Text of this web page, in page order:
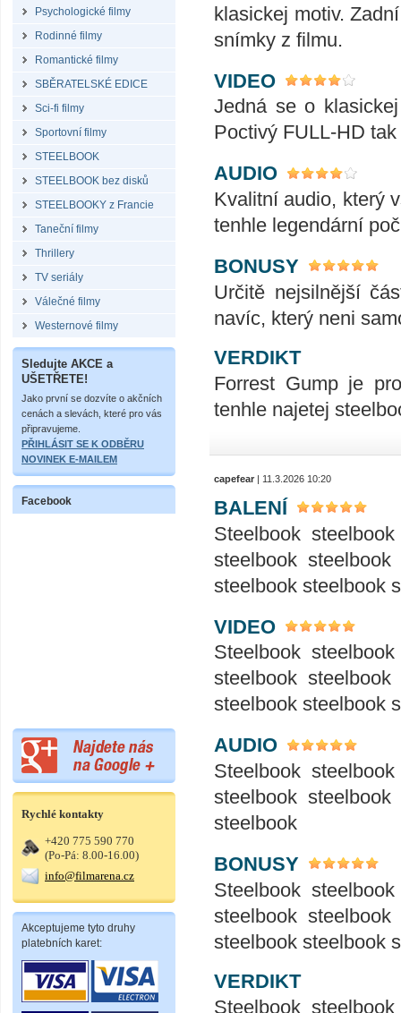
Psychologické filmy
Rodinné filmy
Romantické filmy
SBĚRATELSKÉ EDICE
Sci-fi filmy
Sportovní filmy
STEELBOOK
STEELBOOK bez disků
STEELBOOKY z Francie
Taneční filmy
Thrillery
TV seriály
Válečné filmy
Westernové filmy
Sledujte AKCE a
UŠETŘETE!
Jako první se dozvíte o akčních
cenách a slevách, které pro vás
připravujeme.
PŘIHLÁSIT SE K ODBĚRU
NOVINEK E-MAILEM
Facebook
Rychlé kontakty
+420 775 590 770
(Po-Pá: 8.00-16.00)
info@filmarena.cz
Akceptujeme tyto druhy
platebních karet:
klasickej motiv.
snímky z filmu.
VIDEO
Jedná se o
Poctivý FULL-HD
AUDIO
Kvalitní audio, který
tenhle legendární
BONUSY
Určitě nejsilnější
navíc, který neni
VERDIKT
Forrest Gump je
tenhle najetej
capefear | 11.3.2026 10:20
BALENÍ
Steelbook
steelbook
steelbook steelbook
VIDEO
Steelbook
steelbook
steelbook steelbook
AUDIO
Steelbook
steelbook
steelbook
BONUSY
Steelbook
steelbook
steelbook steelbook
VERDIKT
Steelbook